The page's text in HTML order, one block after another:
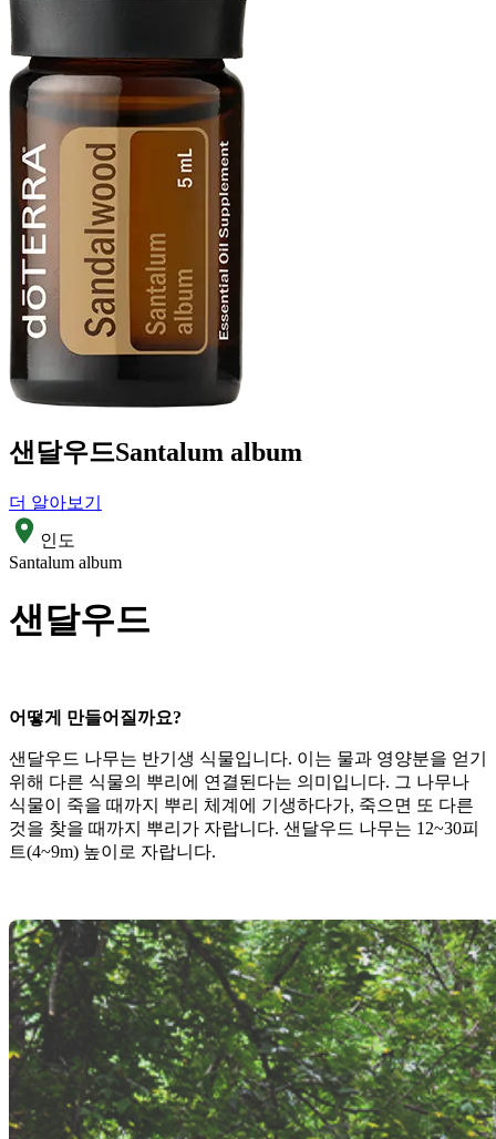
샌달우드Santalum album
더 알아보기
인도
Santalum album
샌달우드
어떻게 만들어질까요?
샌달우드 나무는 반기생 식물입니다. 이는 물과 영양분을 얻기
위해 다른 식물의 뿌리에 연결된다는 의미입니다. 그 나무나
식물이 죽을 때까지 뿌리 체계에 기생하다가, 죽으면 또 다른
것을 찾을 때까지 뿌리가 자랍니다. 샌달우드 나무는 12~30피
트(4~9m) 높이로 자랍니다.